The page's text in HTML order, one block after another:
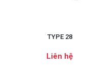
TYPE 28
Liên hệ